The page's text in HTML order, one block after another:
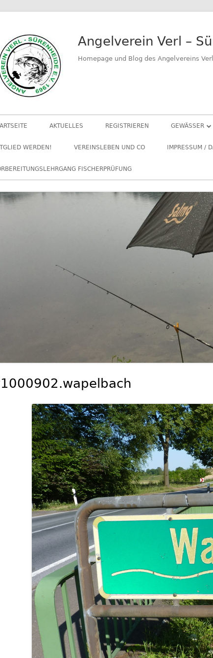
Angelverein Verl –
Homepage und Blog des Angelvereins
AKTUELLES REGISTRIEREN GEWÄSSER
VERLER SEE
DALKE
LANDER
WERDEN! VEREINSLEBEN UND CO IMPRESSUM /
FISCHERPRÜFUNG